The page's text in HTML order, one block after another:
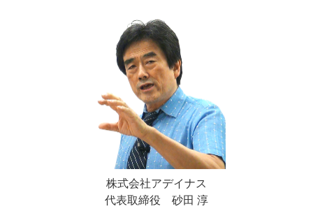
株式会社アデイナス
代表取締役 砂田 淳